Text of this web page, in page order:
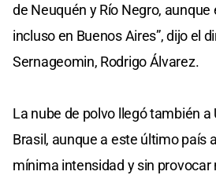
de Neuquén y Río Negro,
incluso en Buenos Aires”, dijo el
Sernageomin, Rodrigo Álvarez.
La nube de polvo llegó también a
Brasil, aunque a este último país
mínima intensidad y sin provocar